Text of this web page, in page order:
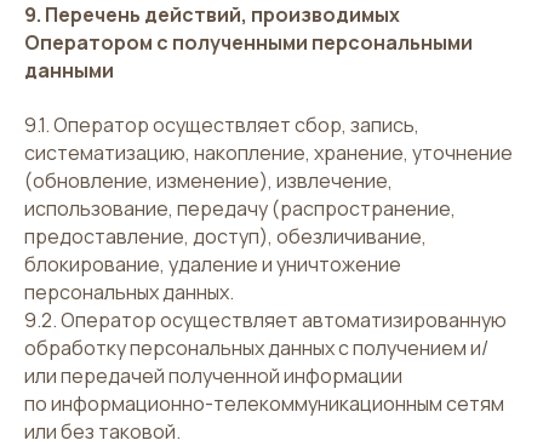
9. Перечень действий, производимых
Оператором с полученными персональными
данными
9.1. Оператор осуществляет сбор, запись,
систематизацию, накопление, хранение, уточнение
(обновление, изменение), извлечение,
использование, передачу (распространение,
предоставление, доступ), обезличивание,
блокирование, удаление и уничтожение
персональных данных.
9.2. Оператор осуществляет автоматизированную
обработку персональных данных с получением и/
или передачей полученной информации
по информационно-телекоммуникационным сетям
или без таковой.